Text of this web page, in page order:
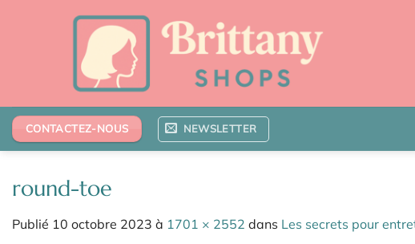
CONTACTEZ-NOUS NEWSLETTER
round-toe
Publié 10 octobre 2023 à 1701 × 2552 dans Les secrets pour